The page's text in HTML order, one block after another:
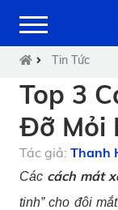
Tin Tức
Top 3
Đỡ Mỏi
Tác giả: Thanh
Các cách mát
tinh” cho đôi